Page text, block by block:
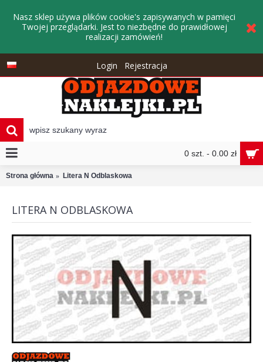
Nasz sklep używa plików cookie's zapisywanych w pamięci
Twojej przeglądarki. Jest to niezbędne do prawidłowej
realizacji zamówień!
Login Rejestracja
0 szt. - 0.00 zł
Strona główna Litera N Odblaskowa
LITERA N ODBLASKOWA